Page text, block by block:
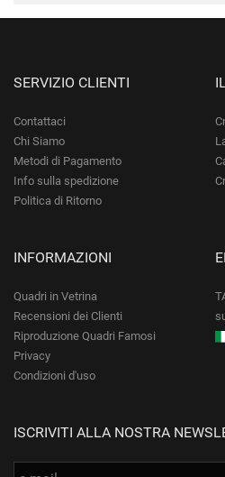
SERVIZIO CLIENTI
Contattaci
Chi Siamo
Metodi di Pagamento
Info sulla spedizione
Politica di Ritorno
INFORMAZIONI
Quadri in Vetrina
Recensioni dei Clienti
Riproduzione Quadri Famosi
Privacy
Condizioni d'uso
ISCRIVITI ALLA NOSTRA